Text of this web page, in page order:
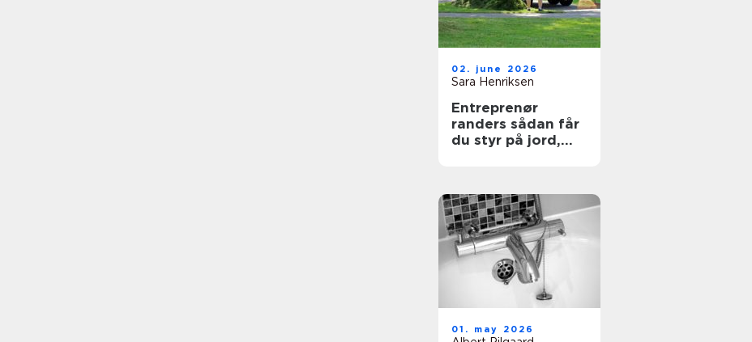
02. june 2026
Sara Henriksen
Entreprenør
randers sådan får
du styr på jord,
01. may 2026